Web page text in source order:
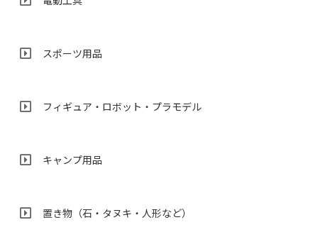
スポーツ用品
フィギュア・ロボット・プラモデル
キャンプ用品
置き物（石・タヌキ・人形など）